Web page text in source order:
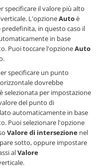
specificare il valore più alto
L'opzioneAutoè
in questo caso il
in base
Puoi toccare l'opzioneAuto
specificare un punto
dovrebbe
è selezionata per impostazione
del punto di
automaticamente in base
Puoi selezionare l'opzione
Valore di intersezione nel
sotto, oppure impostare
alValore